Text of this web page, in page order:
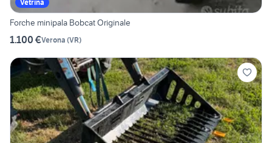
Vetrina
Forche minipala Bobcat Originale
1.100 €Verona (VR)